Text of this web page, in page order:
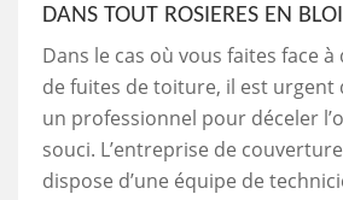
DANS TOUT ROSIERES EN
Dans le cas où vous faites face
de fuites de toiture, il est urgent
un professionnel pour déceler
souci. L’entreprise de
dispose d’une équipe de